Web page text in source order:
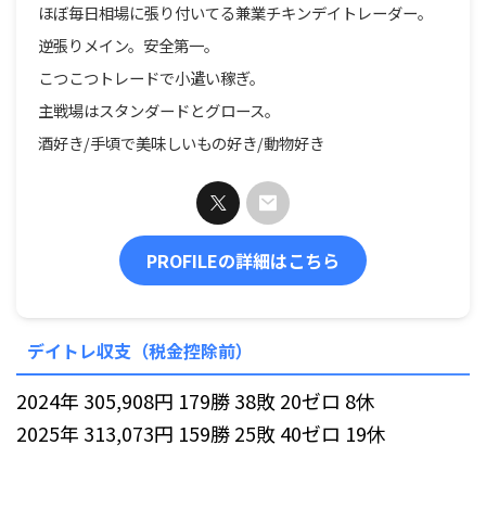
ほぼ毎日相場に張り付いてる兼業チキンデイトレーダー。
逆張りメイン。安全第一。
こつこつトレードで小遣い稼ぎ。
主戦場はスタンダードとグロース。
酒好き/手頃で美味しいもの好き/動物好き
PROFILEの詳細はこちら
デイトレ収支（税金控除前）
2024年 305,908円 179勝 38敗 20ゼロ 8休
2025年 313,073円 159勝 25敗 40ゼロ 19休